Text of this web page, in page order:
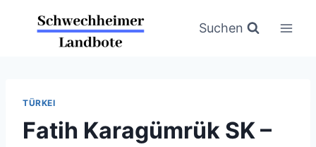
Suchen
TÜRKEI
Fatih Karagümrük SK –